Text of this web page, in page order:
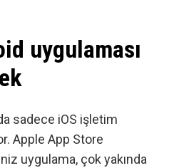
uygulaması
sadece iOS işletim
Apple App Store
uygulama, çok yakında